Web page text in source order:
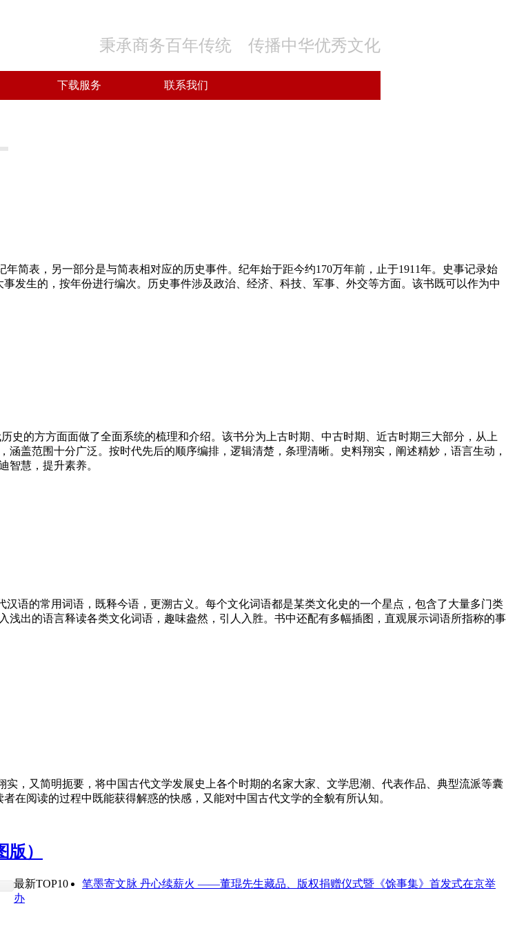
秉承商务百年传统 传播中华优秀文化
下载服务
联系我们
简表，另一部分是与简表相对应的历史事件。纪年始于距今约170万年前，止于1911年。史事记录始
发生的，按年份进行编次。历史事件涉及政治、经济、科技、军事、外交等方面。该书既可以作为中
史的方方面面做了全面系统的梳理和介绍。该书分为上古时期、中古时期、近古时期三大部分，从上
盖范围十分广泛。按时代先后的顺序编排，逻辑清楚，条理清晰。史料翔实，阐述精妙，语言生动，
智慧，提升素养。
语的常用词语，既释今语，更溯古义。每个文化词语都是某类文化史的一个星点，包含了大量多门类
出的语言释读各类文化词语，趣味盎然，引人入胜。书中还配有多幅插图，直观展示词语所指称的事
，又简明扼要，将中国古代文学发展史上各个时期的名家大家、文学思潮、代表作品、典型流派等囊
在阅读的过程中既能获得解惑的快感，又能对中国古代文学的全貌有所认知。
）
最新TOP10
笔墨寄文脉 丹心续薪火 ——董琨先生藏品、版权捐赠仪式暨《馀事集》首发式在京举
办